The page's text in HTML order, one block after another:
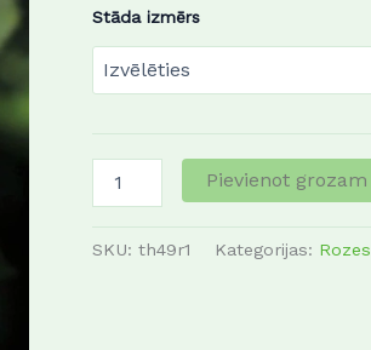
Stāda izmērs
Pievienot grozam
SKU:th49r1 Kategorijas: Rozes